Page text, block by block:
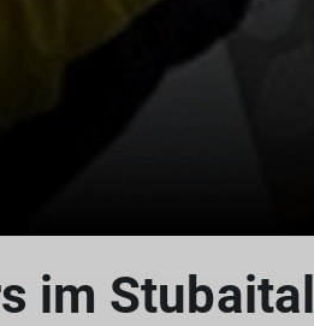
im Stubaital